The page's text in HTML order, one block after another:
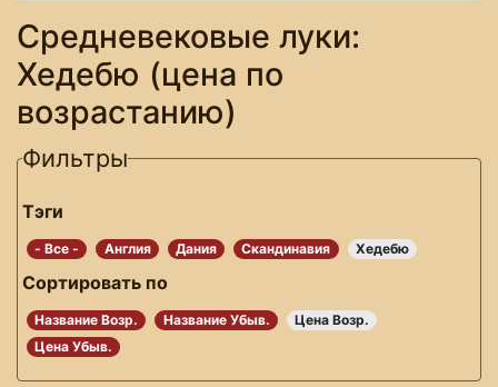
Средневековые луки:
Хедебю (цена по
возрастанию)
Фильтры
Тэги
- Все - Англия Дания Скандинавия Хедебю
Сортировать по
Название Возр. Название Убыв.
Цена Возр.
Цена Убыв.